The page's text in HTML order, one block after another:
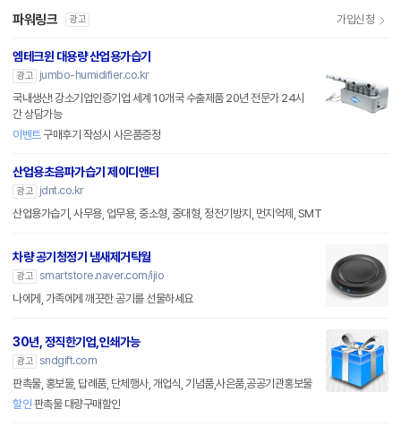
파워링크 광고 가입신청
엠테크윈 대용량 산업용가습기
광고
jumbo-humidifier.co.kr
국내생산! 강소기업인증기업 세계 10개국 수출제품 20년 전문가 24시
간 상담가능
이벤트구매후기 작성시 사은품증정
산업용초음파가습기 제이디앤티
광고
jdnt.co.kr
산업용가습기, 사무용, 업무용, 중소형, 중대형, 정전기방지, 먼지억제, SMT
차량 공기청정기 냄새제거탁월
광고 smartstore.naver.com/ijio
나에게, 가족에게 깨끗한 공기를 선물하세요
30년, 정직한기업,인쇄가능
광고 sndgift.com
판촉물, 홍보물, 답례품, 단체행사, 개업식, 기념품,사은품,공공기관홍보물
할인 판촉물 대량구매할인